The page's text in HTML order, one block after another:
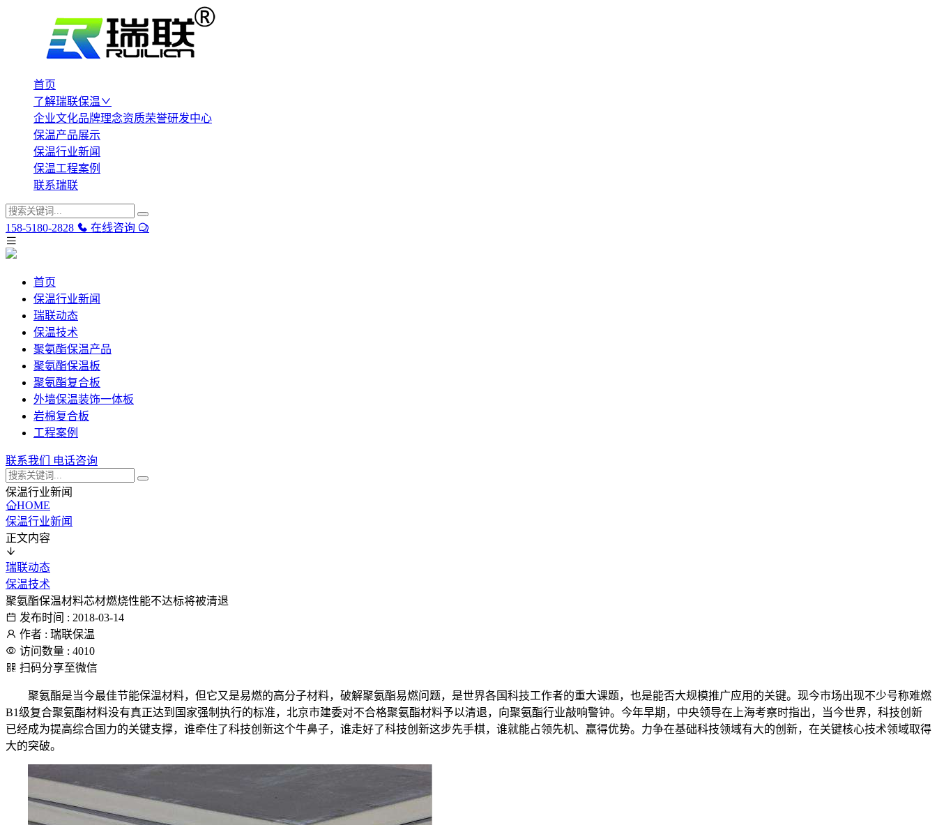
首页
了解瑞联保温
企业文化品牌理念资质荣誉研发中心
保温产品展示
保温行业新闻
保温工程案例
联系瑞联
158-5180-2828 在线咨询
首页
保温行业新闻
瑞联动态
保温技术
聚氨酯保温产品
聚氨酯保温板
聚氨酯复合板
外墙保温装饰一体板
岩棉复合板
工程案例
联系我们 电话咨询
保温行业新闻
HOME
保温行业新闻
正文内容
瑞联动态
保温技术
聚氨酯保温材料芯材燃烧性能不达标将被清退
发布时间 : 2018-03-14
作者 : 瑞联保温
访问数量 : 4010
扫码分享至微信
聚氨酯是当今最佳节能保温材料，但它又是易燃的高分子材料，破解聚氨酯易燃问题，是世界各国科技工作者的重大课题，也是能否大规模推广应用的关键。现今市场出现不少号称难燃
B1级复合聚氨酯材料没有真正达到国家强制执行的标准，北京市建委对不合格聚氨酯材料予以清退，向聚氨酯行业敲响警钟。今年早期，中央领导在上海考察时指出，当今世界，科技创新
已经成为提高综合国力的关键支撑，谁牵住了科技创新这个牛鼻子，谁走好了科技创新这步先手棋，谁就能占领先机、赢得优势。力争在基础科技领域有大的创新，在关键核心技术领域取得
大的突破。